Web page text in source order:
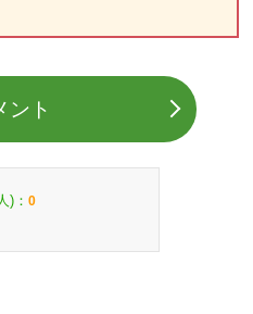
ント
人)： 0